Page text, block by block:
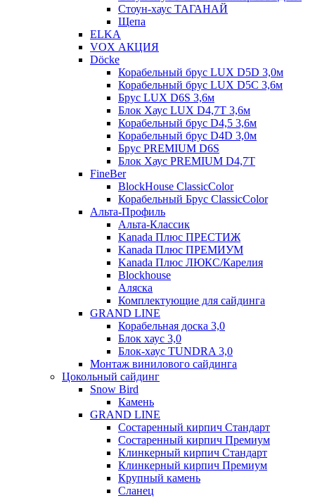
Стоун-хаус ТАГАНАЙ
Щепа
ELKA
VOX АКЦИЯ
Döcke
Корабельный брус LUX D5D 3,0м
Корабельный брус LUX D5C 3,6м
Брус LUX D6S 3,6м
Блок Хаус LUX D4,7T 3,6м
Корабельный брус D4,5 3,6м
Корабельный брус D4D 3,0м
Брус PREMIUM D6S
Блок Хаус PREMIUM D4,7T
FineBer
BlockHouse ClassicColor
Корабельный Брус ClassicColor
Альта-Профиль
Альта-Классик
Kanada Плюс ПРЕСТИЖ
Kanada Плюс ПРЕМИУМ
Kanada Плюс ЛЮКС/Карелия
Blockhouse
Аляска
Комплектующие для сайдинга
GRAND LINE
Корабельная доска 3,0
Блок хаус 3,0
Блок-хаус TUNDRA 3,0
Монтаж винилового сайдинга
Цокольный сайдинг
Snow Bird
Камень
GRAND LINE
Состаренный кирпич Стандарт
Состаренный кирпич Премиум
Клинкерный кирпич Стандарт
Клинкерный кирпич Премиум
Крупный камень
Сланец